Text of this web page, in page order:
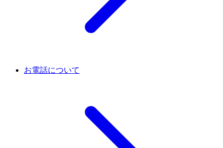
お電話について